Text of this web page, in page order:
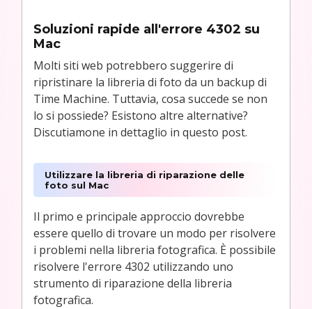
Soluzioni rapide all'errore 4302 su
Mac
Molti siti web potrebbero suggerire di
ripristinare la libreria di foto da un backup di
Time Machine. Tuttavia, cosa succede se non
lo si possiede? Esistono altre alternative?
Discutiamone in dettaglio in questo post.
Utilizzare la libreria di riparazione delle
foto sul Mac
Il primo e principale approccio dovrebbe
essere quello di trovare un modo per risolvere
i problemi nella libreria fotografica. È possibile
risolvere l'errore 4302 utilizzando uno
strumento di riparazione della libreria
fotografica.